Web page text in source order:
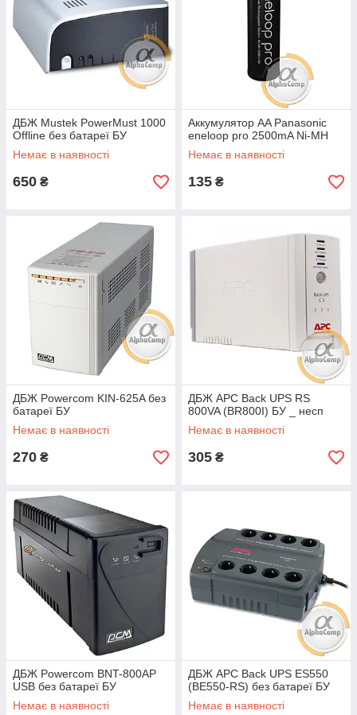
ДБЖ Mustek PowerMust 1000
Offline без батареї БУ
Немає в наявності
650 ₴
Аккумулятор AA Panasonic
eneloop pro 2500mA Ni-MH
Немає в наявності
135 ₴
ДБЖ Powercom KIN-625A без
батареї БУ
Немає в наявності
270 ₴
ДБЖ APC Back UPS RS
800VA (BR800I) БУ _ несп
Немає в наявності
305 ₴
ДБЖ Powercom BNT-800AP
USB без батареї БУ
Немає в наявності
ДБЖ APC Back UPS ES550
(BE550-RS) без батареї БУ
Немає в наявності